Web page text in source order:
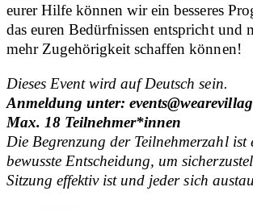
eurer Hilfe können wir ein besseres
das euren Bedürfnissen entspricht und
mehr Zugehörigkeit schaffen können!
Dieses Event wird auf Deutsch sein.
Anmeldung unter:
Max. 18 Teilnehmer*innen
Die Begrenzung der Teilnehmerzahl ist
bewusste Entscheidung, um
Sitzung effektiv ist und jeder sich